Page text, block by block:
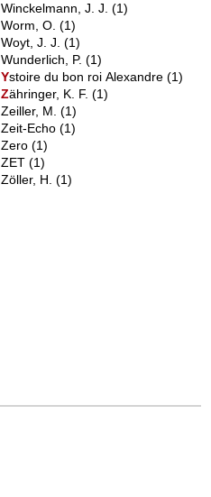
Winckelmann, J. J.(1)
Worm, O.(1)
Woyt, J. J.(1)
Wunderlich, P.(1)
Ystoire du bon roi Alexandre(1)
Zähringer, K. F.(1)
Zeiller, M.(1)
Zeit-Echo(1)
Zero(1)
ZET(1)
Zöller, H.(1)